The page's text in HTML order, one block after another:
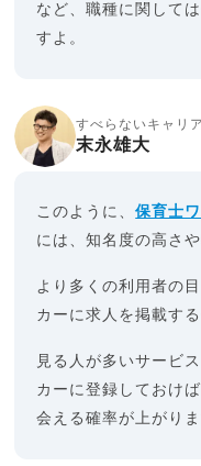
など、職種に関して
すよ。
すべらないキャリ
末永雄大
このように、保育士
には、知名度の高さ
より多くの利用者の
カーに求人を掲載す
見る人が多いサービ
カーに登録しておけ
会える確率が上がりま